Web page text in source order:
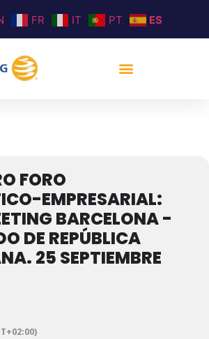
FR IT PT ES
FORO
EMPRESARIAL:
BARCELONA -
DE REPÚBLICA
25 SEPTIEMBRE